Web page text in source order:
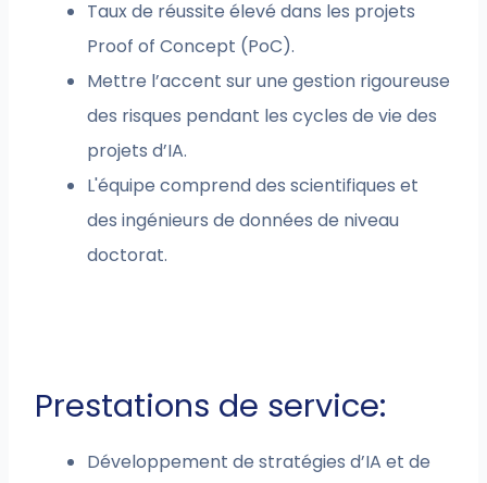
Taux de réussite élevé dans les projets
Proof of Concept (PoC).
Mettre l’accent sur une gestion rigoureuse
des risques pendant les cycles de vie des
projets d’IA.
L'équipe comprend des scientifiques et
des ingénieurs de données de niveau
doctorat.
Prestations de service:
Développement de stratégies d’IA et de